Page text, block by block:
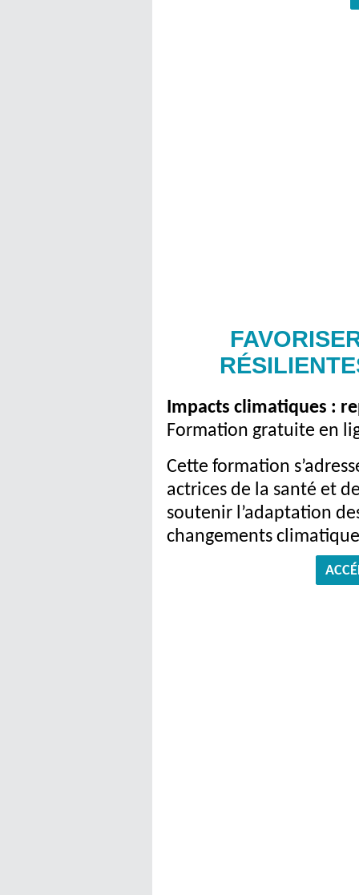
Impacts climatiques :
Formation gratuite en
Cette formation
actrices de la santé et
soutenir l’adaptation
changements